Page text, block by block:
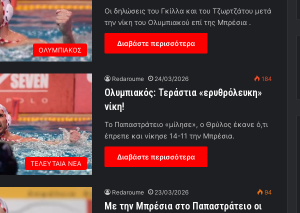
ΟΛΥΜΠΙΑΚΟΣ
Οι δηλώσεις του Γκίλλα και του Τζωρτζάτου μετά
την νίκη του Ολυμπιακού επί της Μπρέσια .
Διαβάστε περισσότερα
ΤΕΛΕΥΤΑΙΑ ΝΕΑ
Redaroume 24/03/2026 184
Ολυμπιακός: Τεράστια «ερυθρόλευκη»
νίκη!
Το Παπαστράτειο «μίλησε», ο Θρύλος έκανε ό,τι
έπρεπε και νίκησε 14-11 την Μπρέσια.
Διαβάστε περισσότερα
Redaroume 23/03/2026 94
Με την Μπρέσια στο Παπαστράτειο οι